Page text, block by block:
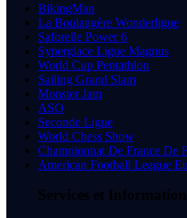
BikingMan
La Boulangère Wonderligue
Saforelle Power 6
Synerglace Ligue Magnus
World Cup Pentathlon
Sailing Grand Slam
Monster Jam
ASO
Seconde Ligue
World Chess Show
Championnat De France De
American Football League
Services et